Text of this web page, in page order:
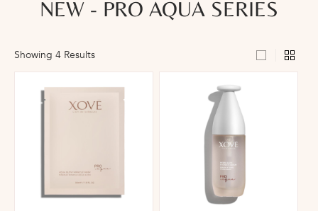
NEW - PRO AQUA SERIES
Showing 4 Results